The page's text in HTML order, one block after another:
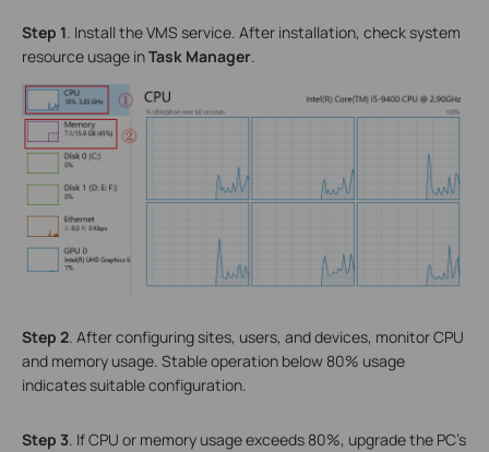
Step 1. Install the VMS service. After installation, check system
resource usage inTask Manager.
Step 2. After configuring sites, users, and devices, monitor CPU
and memory usage. Stable operation below 80% usage
indicates suitable configuration.
Step 3. If CPU or memory usage exceeds 80%, upgrade the PC's